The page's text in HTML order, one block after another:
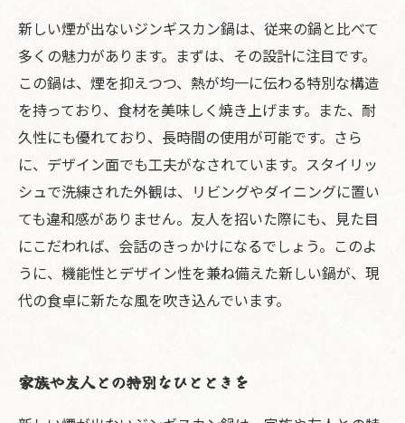
新しい煙が出ないジンギスカン鍋は、従来の鍋と比べて
多くの魅力があります。まずは、その設計に注目です。
この鍋は、煙を抑えつつ、熱が均一に伝わる特別な構造
を持っており、食材を美味しく焼き上げます。また、耐
久性にも優れており、長時間の使用が可能です。さら
に、デザイン面でも工夫がなされています。スタイリッ
シュで洗練された外観は、リビングやダイニングに置い
ても違和感がありません。友人を招いた際にも、見た目
にこだわれば、会話のきっかけになるでしょう。このよ
うに、機能性とデザイン性を兼ね備えた新しい鍋が、現
代の食卓に新たな風を吹き込んでいます。
家族や友人との特別なひとときを